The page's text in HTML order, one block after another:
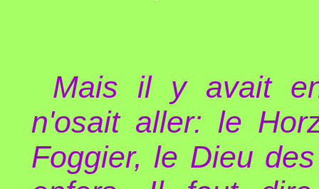
Mais il y avait
n'osait aller: le
Foggier, le Dieu